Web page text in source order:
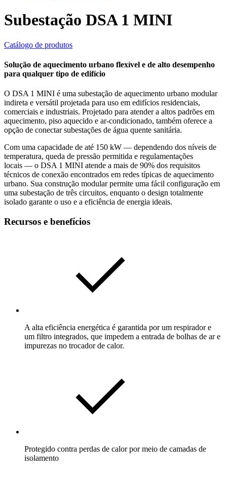
Subestação DSA 1 MINI
Catálogo de produtos
Solução de aquecimento urbano flexível e de alto desempenho
para qualquer tipo de edifício
O DSA 1 MINI é uma subestação de aquecimento urbano modular
indireta e versátil projetada para uso em edifícios residenciais,
comerciais e industriais. Projetado para atender a altos padrões em
aquecimento, piso aquecido e ar-condicionado, também oferece a
opção de conectar subestações de água quente sanitária.
Com uma capacidade de até 150 kW — dependendo dos níveis de
temperatura, queda de pressão permitida e regulamentações
locais — o DSA 1 MINI atende a mais de 90% dos requisitos
técnicos de conexão encontrados em redes típicas de aquecimento
urbano. Sua construção modular permite uma fácil configuração em
uma subestação de três circuitos, enquanto o design totalmente
isolado garante o uso e a eficiência de energia ideais.
Recursos e benefícios
A alta eficiência energética é garantida por um respirador e
um filtro integrados, que impedem a entrada de bolhas de ar e
impurezas no trocador de calor.
Protegido contra perdas de calor por meio de camadas de
isolamento